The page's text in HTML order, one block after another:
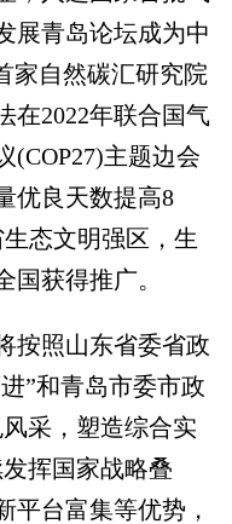
展青岛论坛成为中
家自然碳汇研究院
在2022年联合国气
(COP27)主题边会
优良天数提高8
态文明强区，生
国获得推广。
照山东省委省政
”和青岛市委市政
采，塑造综合实
挥国家战略叠
平台富集等优势，